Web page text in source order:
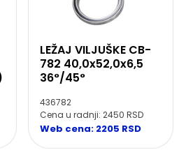
LEŽAJ VILJUŠKE CB-
782 40,0x52,0x6,5
36°/45°
436782
Cena u radnji: 2450 RSD
Web cena: 2205 RSD